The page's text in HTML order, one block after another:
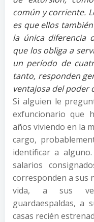
común y corriente.
es que ellos
la única diferencia
que los obliga a
un período de
tanto, responden
ventajosa del poder
Si alguien le
exfuncionario que
años viviendo en la
cargo,
identificar a
salarios
corresponden a sus
vida, a sus
guardaespaldas, a
casas recién